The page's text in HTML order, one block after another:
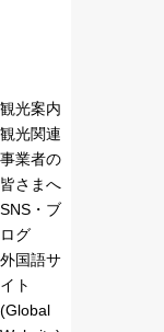
観光案内
観光関連
事業者の
皆さまへ
SNS・ブ
ログ
外国語サ
イト
(Global